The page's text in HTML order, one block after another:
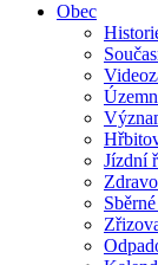
Obec
Jízdní